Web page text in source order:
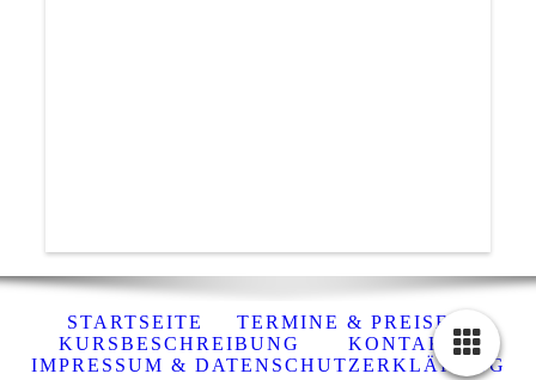
STARTSEITE
TERMINE & PREISE
KURSBESCHREIBUNG
KONTAKT
IMPRESSUM & DATENSCHUTZERKLÄRUNG